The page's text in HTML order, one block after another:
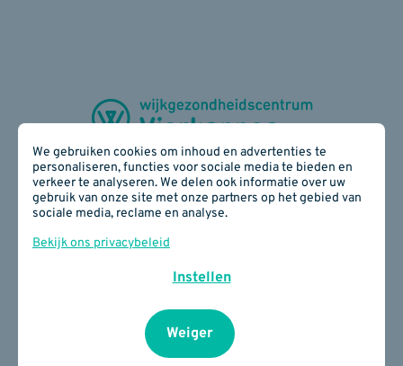
Zijdelingsestraat 28 - 3300 Tienen
016 78 17 40
E-mail:info(at)wgcvierkappes.be
instellingen
We gebruiken cookies om inhoud en advertenties te
personaliseren, functies voor sociale media te bieden en
verkeer te analyseren. We delen ook informatie over uw
gebruik van onze site met onze partners op het gebied van
sociale media, reclame en analyse.
Bekijk ons privacybeleid
Instellen
Weiger